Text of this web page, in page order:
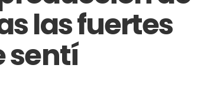
las fuertes
sentí